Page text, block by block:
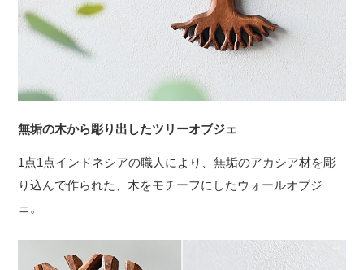
無垢の木から彫り出したツリーオブジェ
1点1点インドネシアの職人により、無垢のアカシア材を彫
り込んで作られた、木をモチーフにしたウォールオブジ
ェ。